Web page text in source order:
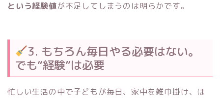
という経験値が不足してしまうのは明らかです。
3. もちろん毎日やる必要はない。
でも“経験”は必要
忙しい生活の中で子どもが毎日、家中を雑巾掛け、ほ